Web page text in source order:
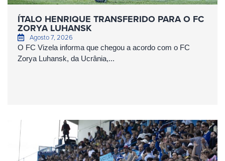
ÍTALO HENRIQUE TRANSFERIDO PARA O FC
ZORYA LUHANSK
Agosto 7, 2026
O FC Vizela informa que chegou a acordo com o FC
Zorya Luhansk, da Ucrânia,...